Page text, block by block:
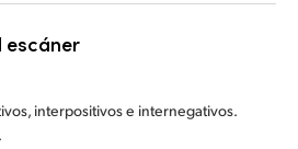
escáner
interpositivos e internegativos.